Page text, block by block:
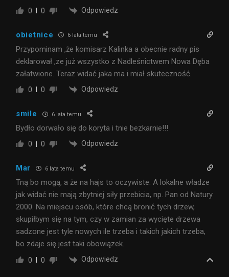
0 0 Odpowiedz
obietnice 6 lata temu
Przypominam ,że komisarz Kalinka a obecnie radny pis
deklarował ,ze już wszystko z Nadleśnictwem Nowa Dęba
załatwione. Teraz widać jaka ma i miał skuteczność.
0 0 Odpowiedz
smile 6 lata temu
Bydło dorwało się do koryta i tnie bezkarnie!!!
0 0 Odpowiedz
Mar 6 lata temu
Tną bo mogą, a że na hajs to oczywiste. A lokalne władze
jak widać nie mają zbytniej siły przebicia, np. Pan od Natury
2000. Na miejscu osób, które chcą bronić tych drzew,
skupiłbym się na tym, czy w zamian za wycięte drzewa
sadzone jest tyle nowych ile trzeba i takich jakich trzeba,
bo zdaje się jest taki obowiązek.
0 0 Odpowiedz